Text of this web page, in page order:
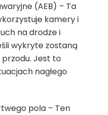
(AEB) – Ta
kamery i
na drodze i
wykryte zostaną
Jest to
nagłego
pola – Ten